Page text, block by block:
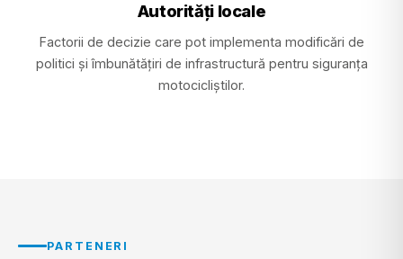
Autorități locale
Factorii de decizie care pot implementa modificări de
politici și îmbunătățiri de infrastructură pentru siguranța
motocicliștilor.
PARTENERI